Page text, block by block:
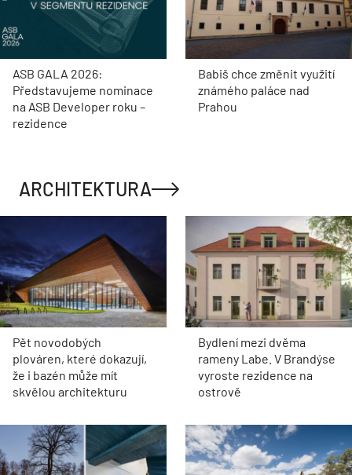
ASB GALA 2026:
Představujeme nominace
na ASB Developer roku –
rezidence
Babiš chce změnit využití
známého paláce nad
Prahou
ARCHITEKTURA
Pět novodobých
plováren, které dokazují,
že i bazén může mít
skvělou architekturu
Bydlení mezi dvěma
rameny Labe. V Brandýse
vyroste rezidence na
ostrově